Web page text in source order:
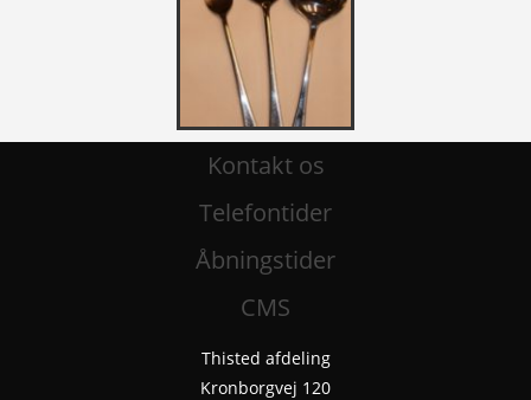
Kontakt os
Telefontider
Åbningstider
CMS
Thisted afdeling
Kronborgvej 120